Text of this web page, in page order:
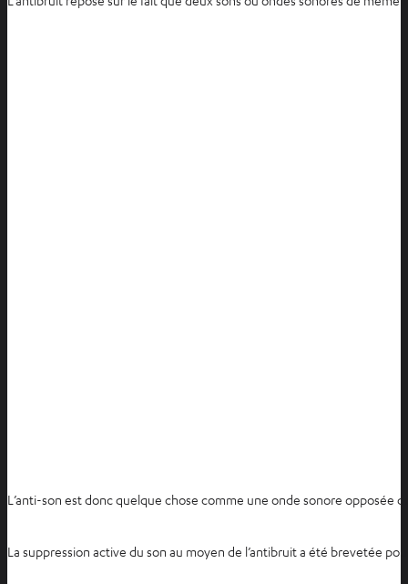
L’anti-son est donc quelque chose comme une onde sonore opposée
La suppression active du son au moyen de l’antibruit a été brevetée